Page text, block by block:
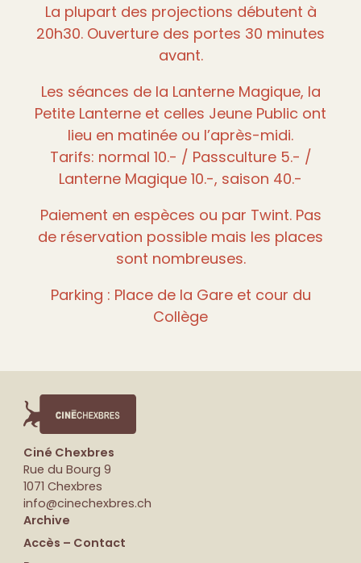
La plupart des projections débutent à
20h30. Ouverture des portes 30 minutes
avant.
Les séances de la Lanterne Magique, la
Petite Lanterne et celles Jeune Public ont
lieu en matinée ou l’après-midi.
Tarifs: normal 10.- / Passculture 5.- /
Lanterne Magique 10.-, saison 40.-
Paiement en espèces ou par Twint. Pas
de réservation possible mais les places
sont nombreuses.
Parking : Place de la Gare et cour du
Collège
Ciné Chexbres
Rue du Bourg 9
1071 Chexbres
info@cinechexbres.ch
Archive
Accès – Contact